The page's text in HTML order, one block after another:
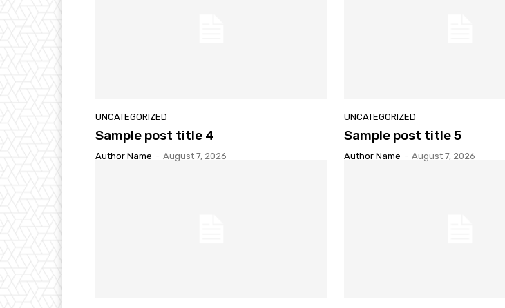
UNCATEGORIZED
Sample post title 4
Author Name - August 7, 2026
UNCATEGORIZED
Sample post title 5
Author Name - August 7, 2026